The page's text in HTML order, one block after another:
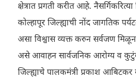
क्षेत्रात प्रगती करीत आहे.
कोल्हापूर जिल्ह्याची नोंद जागतिक
असा विश्वास व्यक्त करुन सर्वजण मिळून
असे आवाहन सार्वजनिक आरोग्य व
जिल्ह्याचे पालकमंत्री प्रकाश